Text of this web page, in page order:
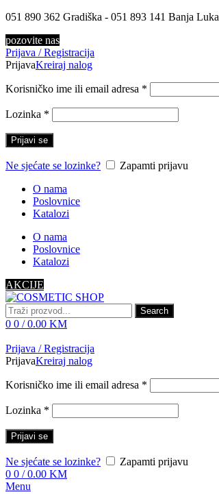
051 890 362 Gradiška - 051 893 141 Banja Luka
pozovite nas
Prijava / Registracija
PrijavaKreiraj nalog
Korisničko ime ili email adresa *
Lozinka *
Prijavi se
Ne sjećate se lozinke?
Zapamti prijavu
O nama
Poslovnice
Katalozi
O nama
Poslovnice
Katalozi
AKCIJE
Search
0 0 / 0.00 KM
Prijava / Registracija
PrijavaKreiraj nalog
Korisničko ime ili email adresa *
Lozinka *
Prijavi se
Ne sjećate se lozinke?
Zapamti prijavu
0 0 / 0.00 KM
Menu